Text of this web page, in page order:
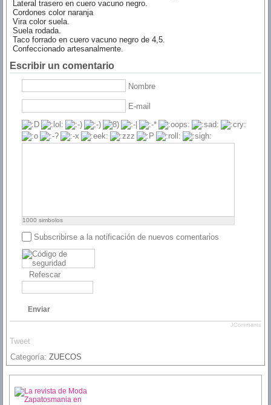
Lateral trasero en cuero vacuno negro.
Cordones color naranja
Vira color suela.
Suela rodada.
Taco forrado en cuero vacuno negro de 4,5.
Confeccionado artesanalmente.
Escribir un comentario
Nombre
E-mail
1000 simbolos
Subscribirse a la notificación de nuevos comentarios
Refescar
Enviar
JComments
Tweet
Categoría:ZUECOS